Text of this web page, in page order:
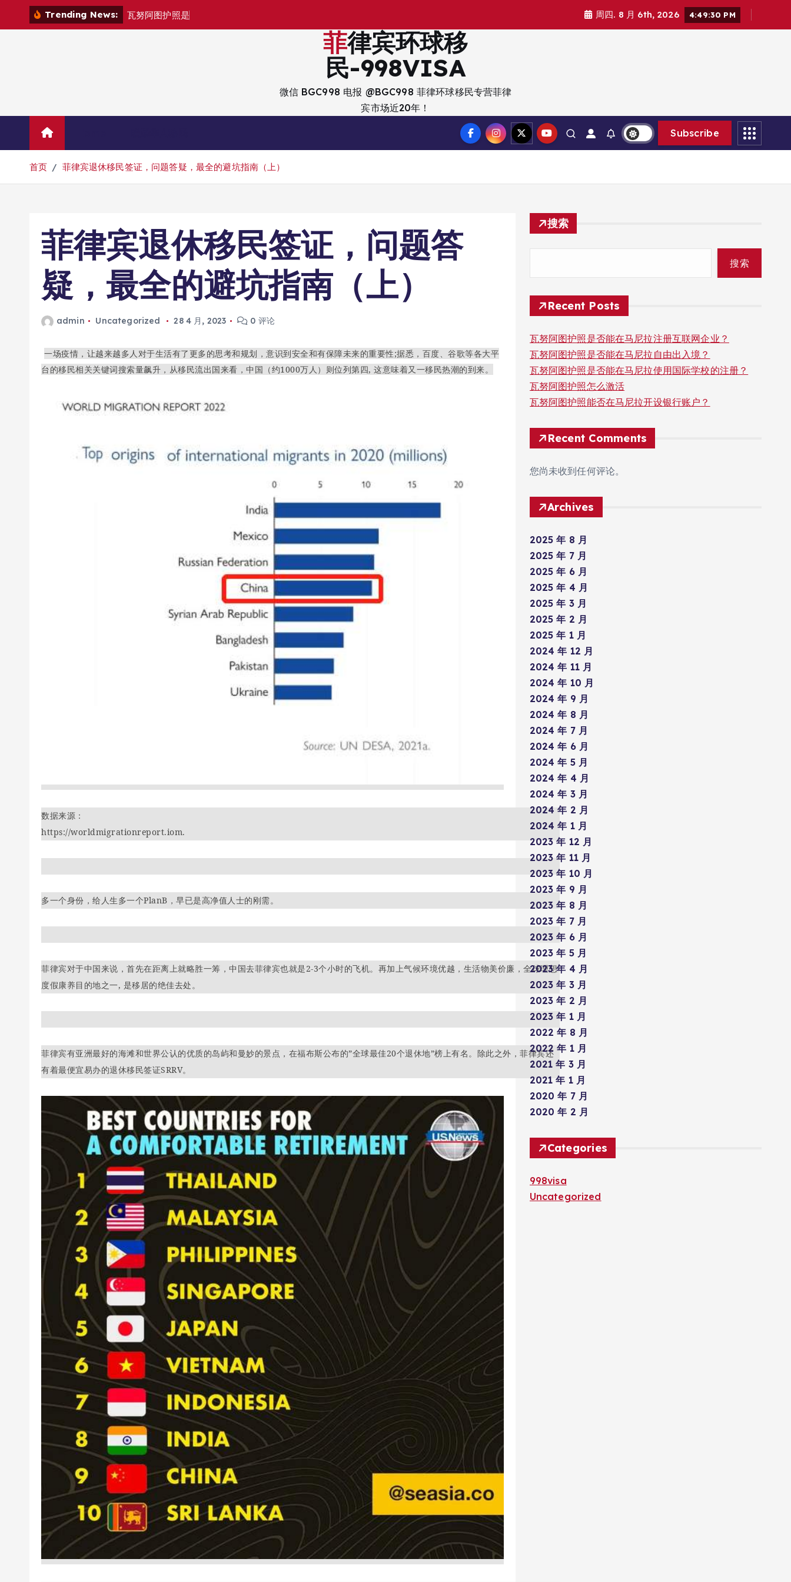
Trending News: 瓦努阿图护照是 周四. 8 月 6th, 2026 4:49:31 PM
菲律宾环球移
民-998VISA
微信 BGC998 电报 @BGC998 菲律环球移民专营菲律
宾市场近20年！
Subscribe
首页 菲律宾退休移民签证，问题答疑，最全的避坑指南（上）
菲律宾退休移民签证，问题答
疑，最全的避坑指南（上）
admin Uncategorized 28 4 月, 2023 0 评论
一场疫情，让越来越多人对于生活有了更多的思考和规划，意识到安全和有保障未来的重要性;据悉，百度、谷歌等各大平
台的移民相关关键词搜索量飙升，从移民流出国来看，中国（约1000万人）则位列第四, 这意味着又一移民热潮的到来。
数据来源：
https://worldmigrationreport.iom.
多一个身份，给人生多一个PlanB，早已是高净值人士的刚需。
菲律宾对于中国来说，首先在距离上就略胜一筹，中国去菲律宾也就是2-3个小时的飞机。再加上气候环境优越，生活物美价廉，全球理想
度假康养目的地之一, 是移居的绝佳去处。
菲律宾有亚洲最好的海滩和世界公认的优质的岛屿和曼妙的景点，在福布斯公布的”全球最佳20个退休地”榜上有名。除此之外，菲律宾还
有着最便宜易办的退休移民签证SRRV。
搜索
搜索
Recent Posts
瓦努阿图护照是否能在马尼拉注册互联网企业？
瓦努阿图护照是否能在马尼拉自由出入境？
瓦努阿图护照是否能在马尼拉使用国际学校的注册？
瓦努阿图护照怎么激活
瓦努阿图护照能否在马尼拉开设银行账户？
Recent Comments
您尚未收到任何评论。
Archives
2025 年 8 月
2025 年 7 月
2025 年 6 月
2025 年 4 月
2025 年 3 月
2025 年 2 月
2025 年 1 月
2024 年 12 月
2024 年 11 月
2024 年 10 月
2024 年 9 月
2024 年 8 月
2024 年 7 月
2024 年 6 月
2024 年 5 月
2024 年 4 月
2024 年 3 月
2024 年 2 月
2024 年 1 月
2023 年 12 月
2023 年 11 月
2023 年 10 月
2023 年 9 月
2023 年 8 月
2023 年 7 月
2023 年 6 月
2023 年 5 月
2023 年 4 月
2023 年 3 月
2023 年 2 月
2023 年 1 月
2022 年 8 月
2022 年 1 月
2021 年 3 月
2021 年 1 月
2020 年 7 月
2020 年 2 月
Categories
998visa
Uncategorized